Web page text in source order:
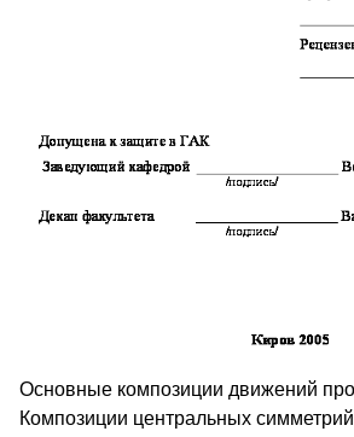
Основные композиции движений
Композиции центральных